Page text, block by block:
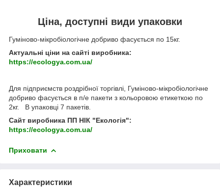
Ціна, доступні види упаковки
Гуміново-мікробіологічне добриво фасується по 15кг.
Актуальні ціни на сайті виробника:
https://ecologya.com.ua/
Для підприємств роздрібної торгівлі, Гуміново-мікробіологічне
добриво фасується в п/е пакети з кольоровою етикеткою по
2кг. В упаковці 7 пакетів.
Сайт виробника ПП НІК "Екологія":
https://ecologya.com.ua/
Приховати
Характеристики